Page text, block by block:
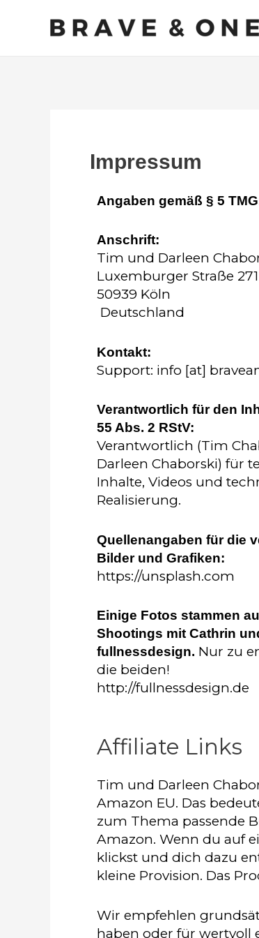
Impressum
Angaben gemäß § 5
Anschrift:
Tim und Darleen
Luxemburger
50939
Deutschland
Kontakt:
Support: info [at]
Verantwortlich für den
55 Abs. 2 RStV:
Verantwortlich (Tim
Darleen Chaborski) für
Inhalte, Videos und
Realisierung.
Quellenangaben für die
Bilder und Grafiken:
https://unsplash.com
Einige Fotos stammen
Shootings mit Cathrin
fullnessdesign. Nur zu
die beiden!
http://fullnessdesign.de
Affiliate Links
Tim und Darleen
Amazon EU. Das
zum Thema passende
Amazon. Wenn du auf
klickst und dich dazu
kleine Provision. Das
Wir empfehlen
haben oder für wertvoll